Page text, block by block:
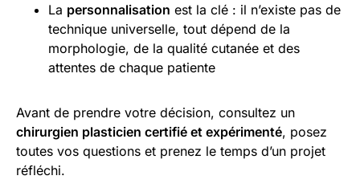
La personnalisation est la clé : il n’existe pas de
technique universelle, tout dépend de la
morphologie, de la qualité cutanée et des
attentes de chaque patiente
Avant de prendre votre décision, consultez un
chirurgien plasticien certifié et expérimenté, posez
toutes vos questions et prenez le temps d’un projet
réfléchi.